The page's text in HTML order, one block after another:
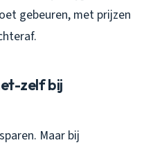
gebeuren, met prijzen
zelf bij
Maar bij